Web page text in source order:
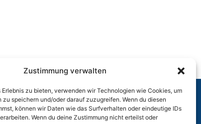
Zustimmung verwalten
Erlebnis zu bieten, verwenden wir Technologien wie Cookies, um
zu speichern und/oder darauf zuzugreifen. Wenn du diesen
können wir Daten wie das Surfverhalten oder eindeutige IDs
Wenn du deine Zustimmung nicht erteilst oder